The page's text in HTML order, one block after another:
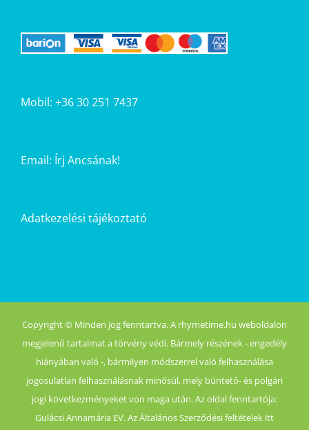
Mobil: +36 30 251 7437
Email: Írj Ancsának!
Adatkezelési tájékoztató
Copyright © Minden jog fenntartva. A rhymetime.hu weboldalon
megjelenő tartalmat a törvény védi. Bármely részének - engedély
hiányában való -, bármilyen módszerrel való felhasználása
jogosulatlan felhasználásnak minősül, mely büntető- és polgári
jogi következményeket von maga után. Az oldal fenntartója:
Gulácsi Annamária EV. Az Általános Szerződési feltételek itt